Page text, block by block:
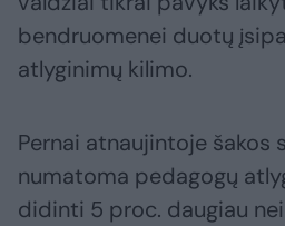
bendruomenei duotų
atlyginimų kilimo.
Pernai atnaujintoje šakos
numatoma pedagogų
didinti 5 proc. daugiau